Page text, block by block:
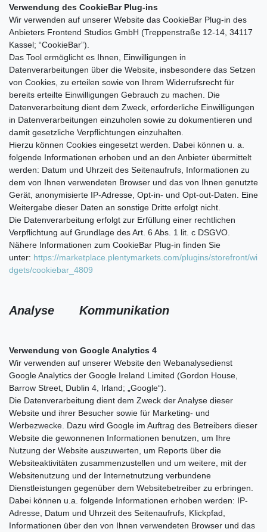
Verwendung des CookieBar Plug-ins
Wir verwenden auf unserer Website das CookieBar Plug-in des
Anbieters Frontend Studios GmbH (Treppenstraße 12-14, 34117
Kassel; “CookieBar”).
Das Tool ermöglicht es Ihnen, Einwilligungen in
Datenverarbeitungen über die Website, insbesondere das Setzen
von Cookies, zu erteilen sowie von Ihrem Widerrufsrecht für
bereits erteilte Einwilligungen Gebrauch zu machen. Die
Datenverarbeitung dient dem Zweck, erforderliche Einwilligungen
in Datenverarbeitungen einzuholen sowie zu dokumentieren und
damit gesetzliche Verpflichtungen einzuhalten.
Hierzu können Cookies eingesetzt werden. Dabei können u. a.
folgende Informationen erhoben und an den Anbieter übermittelt
werden: Datum und Uhrzeit des Seitenaufrufs, Informationen zu
dem von Ihnen verwendeten Browser und das von Ihnen genutzte
Gerät, anonymisierte IP-Adresse, Opt-in- und Opt-out-Daten. Eine
Weitergabe dieser Daten an sonstige Dritte erfolgt nicht.
Die Datenverarbeitung erfolgt zur Erfüllung einer rechtlichen
Verpflichtung auf Grundlage des Art. 6 Abs. 1 lit. c DSGVO.
Nähere Informationen zum CookieBar Plug-in finden Sie
unter: https://marketplace.plentymarkets.com/plugins/storefront/wi
dgets/cookiebar_4809
Analyse Kommunikation
Verwendung von Google Analytics 4
Wir verwenden auf unserer Website den Webanalysedienst
Google Analytics der Google Ireland Limited (Gordon House,
Barrow Street, Dublin 4, Irland; „Google“).
Die Datenverarbeitung dient dem Zweck der Analyse dieser
Website und ihrer Besucher sowie für Marketing- und
Werbezwecke. Dazu wird Google im Auftrag des Betreibers dieser
Website die gewonnenen Informationen benutzen, um Ihre
Nutzung der Website auszuwerten, um Reports über die
Websiteaktivitäten zusammenzustellen und um weitere, mit der
Websitenutzung und der Internetnutzung verbundene
Dienstleistungen gegenüber dem Websitebetreiber zu erbringen.
Dabei können u.a. folgende Informationen erhoben werden: IP-
Adresse, Datum und Uhrzeit des Seitenaufrufs, Klickpfad,
Informationen über den von Ihnen verwendeten Browser und das